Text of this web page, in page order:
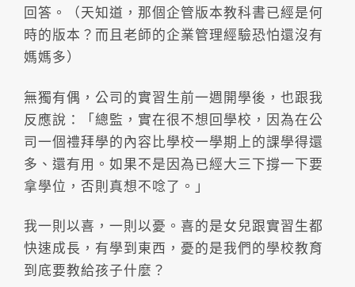
回答。（天知道，那個企管版本教科書已經是何
時的版本？而且老師的企業管理經驗恐怕還沒有
媽媽多）
無獨有偶，公司的實習生前一週開學後，也跟我
反應說：「總監，實在很不想回學校，因為在公
司一個禮拜學的內容比學校一學期上的課學得還
多、還有用。如果不是因為已經大三下撐一下要
拿學位，否則真想不唸了。」
我一則以喜，一則以憂。喜的是女兒跟實習生都
快速成長，有學到東西，憂的是我們的學校教育
到底要教給孩子什麼？